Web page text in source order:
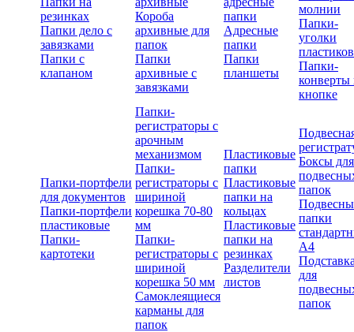
резинках
Папки дело с
завязками
Папки с
клапаном
Короба
архивные для
папок
Папки
архивные с
завязками
папки
Адресные
папки
Папки
планшеты
молнии
Папки-
уголки
Папки-
конверты
кнопке
Папки-портфели
для документов
Папки-портфели
пластиковые
Папки-
картотеки
Папки-
регистраторы с
арочным
механизмом
Папки-
регистраторы с
шириной
корешка 70-80
мм
Папки-
регистраторы с
шириной
корешка 50 мм
Самоклеящиеся
карманы для
папок
Пластиковые
папки
Пластиковые
папки на
кольцах
Пластиковые
папки на
резинках
Разделители
листов
Боксы для
папок
папки
А4
для
папок